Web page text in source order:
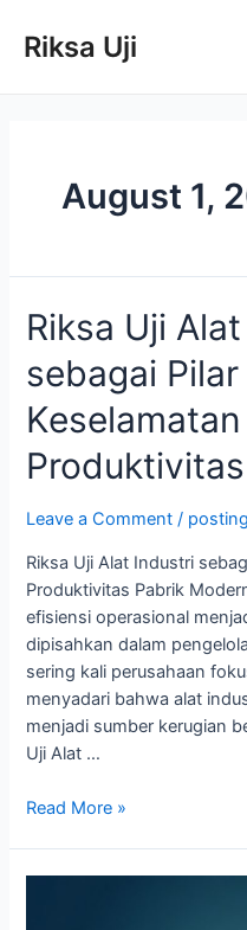
Riksa Uji
August 1,
Riksa Uji
sebagai
Leave a Comment /
Riksa Uji Alat Industri
Produktivitas Pabrik
efisiensi operasional
dipisahkan dalam
sering kali perusahaan
menyadari bahwa alat
menjadi sumber kerugian
Uji Alat …
Riksa
Uji
Alat
sebagai
Pilar
Utama
dan
Produktivitas
Pabrik
Modern
Read More »